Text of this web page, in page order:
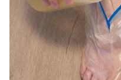
ಸದ್ಯ ಭಾರತದಲ್ಲಿ
ಸ್ಪೋರ್ಟಿ ಸ್ಕೂಟರ್. ಆದರೆ,
ಆರಾಮದಾಯಕ ಹಾಗೂ
ಗಮನದಲ್ಲಿಟ್ಟುಕೊಂಡು